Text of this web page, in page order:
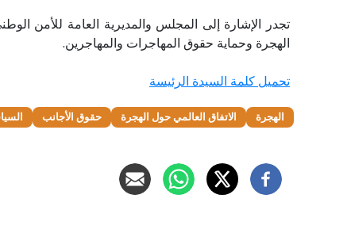
تجدر الإشارة إلى المجلس والمديرية العامة للأمن
الهجرة وحماية حقوق المهاجرات والمهاجرين.
تحميل كلمة السيدة الرئيسة
الهجرة الاتفاق العالمي حول الهجرة حقوق الأجانب